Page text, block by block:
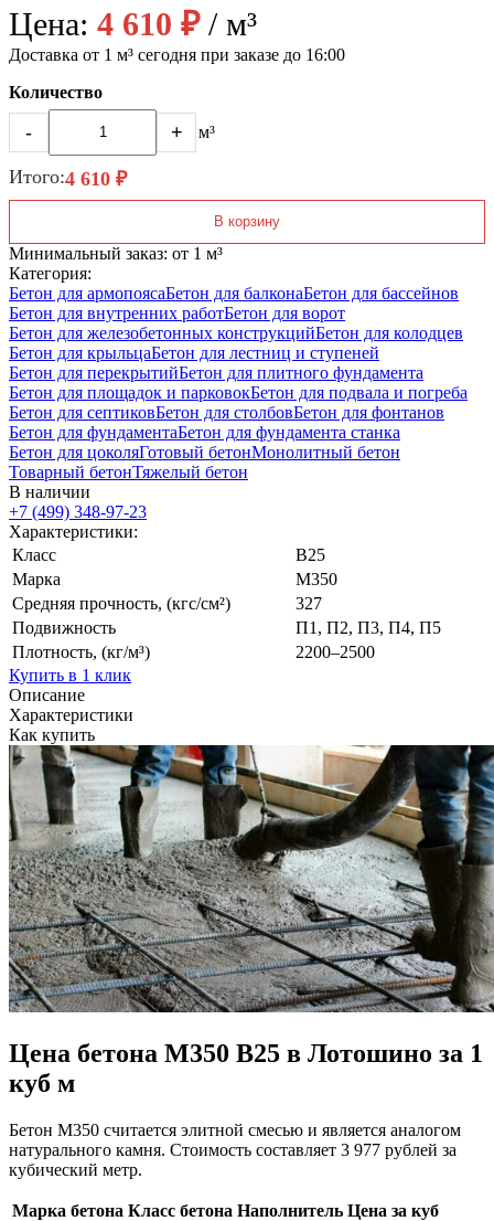
Цена: 4 610 ₽/ м³
Доставка от 1 м³ сегодня при заказе до 16:00
Количество
- + м³
Итого:4 610 ₽
В корзину
Минимальный заказ: от 1 м³
Категория:
Бетон для армопоясаБетон для балконаБетон для бассейнов
Бетон для внутренних работБетон для ворот
Бетон для железобетонных конструкцийБетон для колодцев
Бетон для крыльцаБетон для лестниц и ступеней
Бетон для перекрытийБетон для плитного фундамента
Бетон для площадок и парковокБетон для подвала и погреба
Бетон для септиковБетон для столбовБетон для фонтанов
Бетон для фундаментаБетон для фундамента станка
Бетон для цоколяГотовый бетонМонолитный бетон
Товарный бетонТяжелый бетон
В наличии
+7 (499) 348-97-23
Характеристики:
Класс
В25
Марка
М350
Средняя прочность, (кгс/см²)
327
Подвижность
П1, П2, П3, П4, П5
Плотность, (кг/м³)
2200–2500
Купить в 1 клик
Описание
Характеристики
Как купить
Цена бетона М350 В25 в Лотошино за 1
куб м
Бетон М350 считается элитной смесью и является аналогом
натурального камня. Стоимость составляет 3 977 рублей за
кубический метр.
Марка бетона Класс бетона Наполнитель Цена за куб